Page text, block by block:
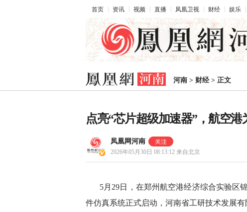
首页 资讯 视频 直播 凤凰卫视 财经 娱乐
河南 > 财经> 正文
点亮“芯片超级加速器”，航空
凤凰网河南
2026年05月30日 08:13:12 来自北京
5月29日，在郑州航空港经济综合实验区
件仿真系统正式启动，河南省工研技术发展